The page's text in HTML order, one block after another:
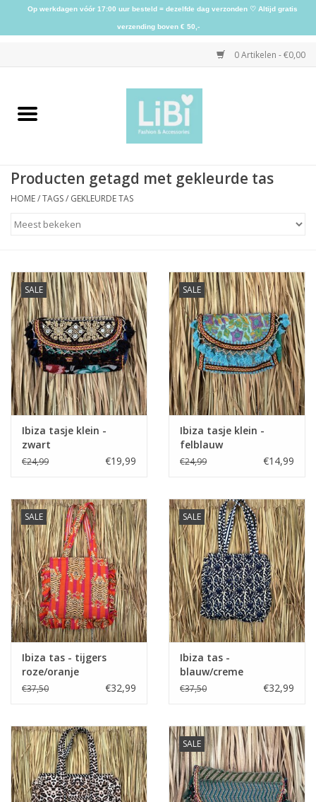
0 Artikelen - €0,00
Home
Schoenen
Sieraden
Accessoires
Home deco
SALE
Herensokken
Producten getagd met gekleurde tas
HOME/TAGS/ GEKLEURDE TAS
SALE
Ibiza tasje klein -
zwart
€24,99 €19,99
SALE
Ibiza tasje klein -
felblauw
€24,99 €14,99
SALE
Ibiza tas - tijgers
roze/oranje
€37,50 €32,99
SALE
Ibiza tas -
blauw/creme
€37,50 €32,99
SALE
Op werkdagen vóór 17:00 uur besteld = dezelfde dag verzonden ♡ Altijd gratis
verzending boven € 50,-